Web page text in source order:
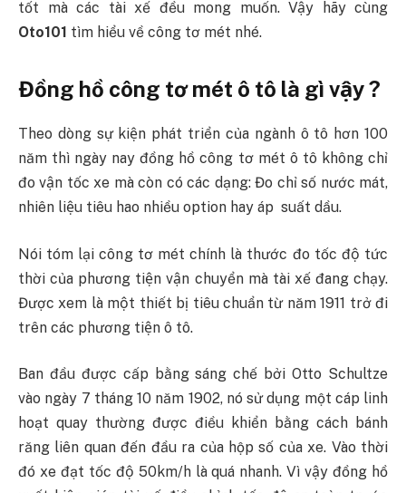
tốt mà các tài xế đều mong muốn. Vậy hãy cùng
Oto101 tìm hiểu về công tơ mét nhé.
Đồng hồ công tơ mét ô tô là gì vậy ?
Theo dòng sự kiện phát triển của ngành ô tô hơn 100
năm thì ngày nay đồng hồ công tơ mét ô tô không chỉ
đo vận tốc xe mà còn có các dạng: Đo chỉ số nước mát,
nhiên liệu tiêu hao nhiều option hay áp suất dầu.
Nói tóm lại công tơ mét chính là thước đo tốc độ tức
thời của phương tiện vận chuyển mà tài xế đang chạy.
Được xem là một thiết bị tiêu chuẩn từ năm 1911 trở đi
trên các phương tiện ô tô.
Ban đầu được cấp bằng sáng chế bởi Otto Schultze
vào ngày 7 tháng 10 năm 1902, nó sử dụng một cáp linh
hoạt quay thường được điều khiển bằng cách bánh
răng liên quan đến đầu ra của hộp số của xe. Vào thời
đó xe đạt tốc độ 50km/h là quá nhanh. Vì vậy đồng hồ